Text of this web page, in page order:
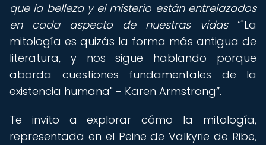
que la belleza y el misterio están entrelazados
en cada aspecto de nuestras vidas
"La
mitología es quizás la forma más antigua de
literatura, y nos sigue hablando porque
aborda cuestiones fundamentales de la
existencia humana" - Karen Armstrong .
Te invito a explorar cómo la mitología,
representada en el Peine de Valkyrie de Ribe,